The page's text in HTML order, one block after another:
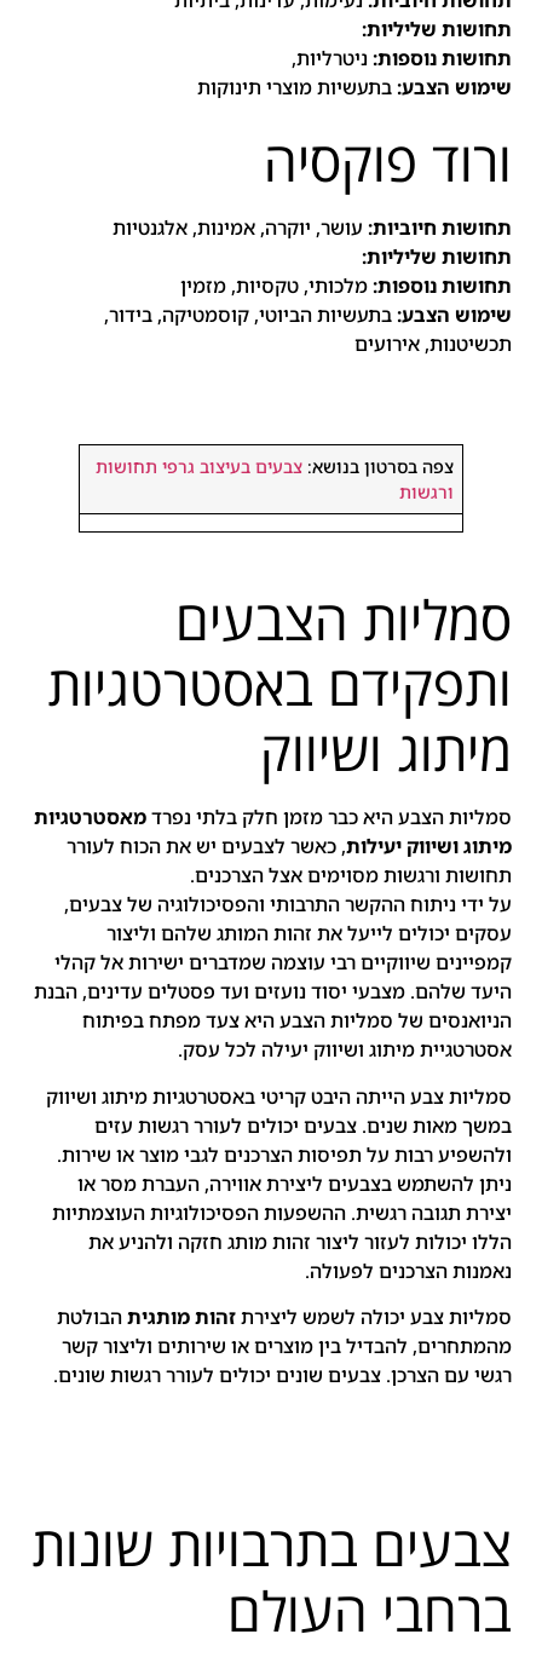
תחושות שליליות:
תחושות נוספות: ניטרליות,
שימוש הצבע:בתעשיות מוצרי תינוקות
ורוד פוקסיה
תחושות חיוביות: עושר, יוקרה, אמינות, אלגנטיות
תחושות שליליות:
תחושות נוספות:מלכותי, טקסיות, מזמין
שימוש הצבע:בתעשיות הביוטי, קוסמטיקה, בידור,
תכשיטנות, אירועים
צפה בסרטון בנושא:צבעים בעיצוב גרפי תחושות
ורגשות
סמליות הצבעים
ותפקידם באסטרטגיות
מיתוג ושיווק
סמליות הצבע היא כבר מזמן חלק בלתי נפרדמאסטרטגיות
מיתוג ושיווק יעילות, כאשר לצבעים יש את הכוח לעורר
תחושות ורגשות מסוימים אצל הצרכנים.
על ידי ניתוח ההקשר התרבותי והפסיכולוגיה של צבעים,
עסקים יכולים לייעל את זהות המותג שלהם וליצור
קמפיינים שיווקיים רבי עוצמה שמדברים ישירות אל קהלי
היעד שלהם. מצבעי יסוד נועזים ועד פסטלים עדינים, הבנת
הניואנסים של סמליות הצבע היא צעד מפתח בפיתוח
אסטרטגיית מיתוג ושיווק יעילה לכל עסק.
סמליות צבע הייתה היבט קריטי באסטרטגיות מיתוג ושיווק
במשך מאות שנים. צבעים יכולים לעורר רגשות עזים
ולהשפיע רבות על תפיסות הצרכנים לגבי מוצר או שירות.
ניתן להשתמש בצבעים ליצירת אווירה, העברת מסר או
יצירת תגובה רגשית. ההשפעות הפסיכולוגיות העוצמתיות
הללו יכולות לעזור ליצור זהות מותג חזקה ולהניע את
נאמנות הצרכנים לפעולה.
סמליות צבע יכולה לשמש ליצירתזהות מותגיתהבולטת
מהמתחרים, להבדיל בין מוצרים או שירותים וליצור קשר
רגשי עם הצרכן. צבעים שונים יכולים לעורר רגשות שונים.
צבעים בתרבויות שונות
ברחבי העולם